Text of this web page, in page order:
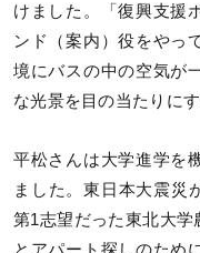
けました。「復興支援
ンド（案内）役をやっ
境にバスの中の空気が
な光景を目の当たりに
平松さんは大学進学を
ました。東日本大震災
第1志望だった東北大学
とアパート探しのため